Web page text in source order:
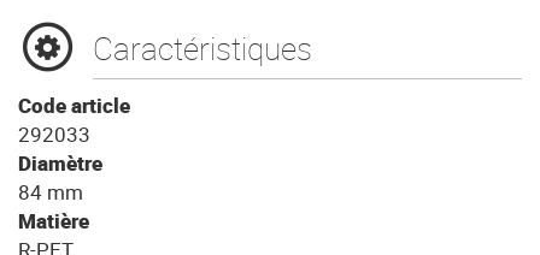
Caractéristiques
Code article
292033
Diamètre
84 mm
Matière